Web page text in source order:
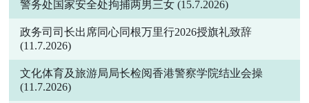
警务处国家安全处拘捕两男三女 (15.7.2026)
政务司司长出席同心同根万里行2026授旗礼致辞
(11.7.2026)
文化体育及旅游局局长检阅香港警察学院结业会操
(11.7.2026)